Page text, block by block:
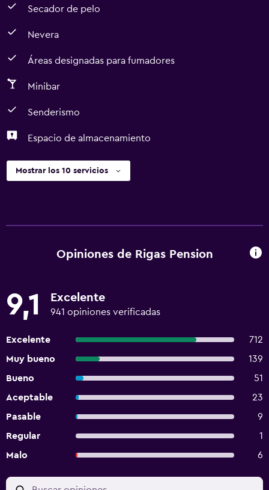
Secador de pelo
Nevera
Áreas designadas para fumadores
Minibar
Senderismo
Espacio de almacenamiento
Mostrar los 10 servicios
Opiniones de Rigas Pension
9,1 Excelente
941 opiniones verificadas
Excelente
712
Muy bueno
139
Bueno
51
Aceptable
23
Pasable
9
Regular
1
Malo
6